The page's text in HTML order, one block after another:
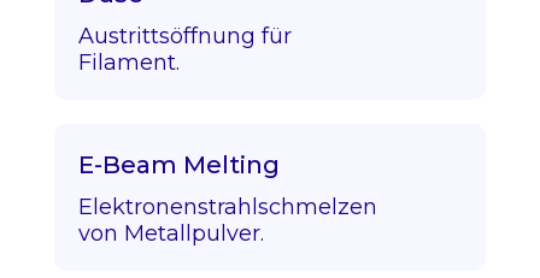
Austrittsöffnung für
Filament.
E-Beam Melting
Elektronenstrahlschmelzen
von Metallpulver.